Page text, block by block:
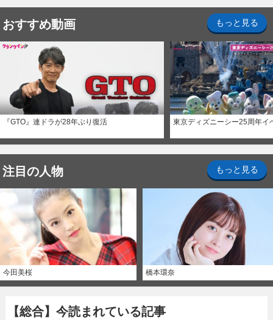
おすすめ動画 もっと見る
『GTO』連ドラが28年ぶり復活 東京ディズニーシー25周年イ
注目の人物 もっと見る
今田美桜 橋本環奈
【総合】今読まれている記事